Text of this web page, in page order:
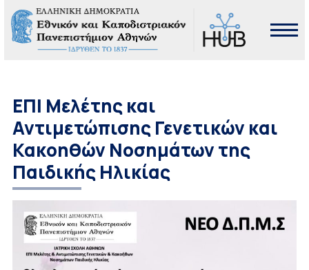
ΕΠΙ Μελέτης και
Αντιμετώπισης Γενετικών και
Κακοηθών Νοσημάτων της
Παιδικής Ηλικίας